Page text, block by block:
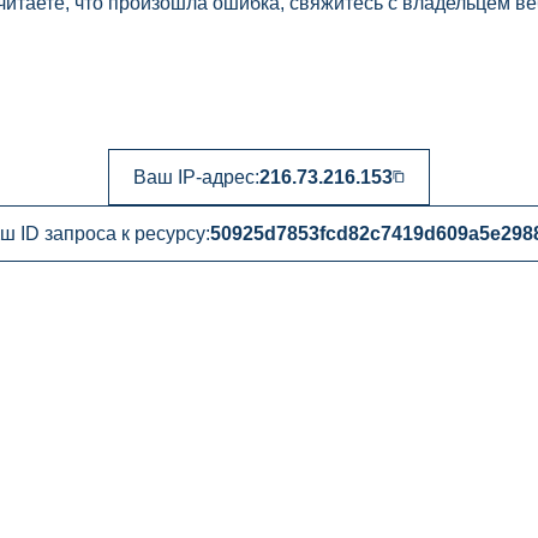
Ваш IP-адрес:216.73.216.153
ID запроса к ресурсу: